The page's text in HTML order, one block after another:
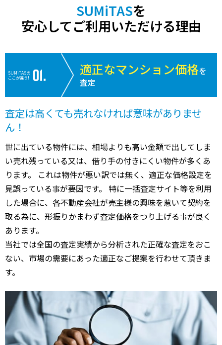
SUMiTASを
安心してご利用いただける理由
SUMiTASの
ここが違う!
適正なマンション価格を
査定
査定は高くても売れなければ意味がありませ
ん！
世に出ている物件には、相場よりも高い金額で出してしま
い売れ残っている又は、借り手の付きにくい物件が多くあ
ります。 これは物件が悪い訳では無く、適正な価格設定を
見誤っている事が要因です。 特に一括査定サイト等を利用
した場合に、各不動産会社が売主様の興味を惹いて契約を
取る為に、形振りかまわず査定価格をつり上げる事が良く
あります。
当社では全国の査定実績から分析された正確な査定をおこ
ない、市場の需要にあった適正なご提案を行わせて頂きま
す。